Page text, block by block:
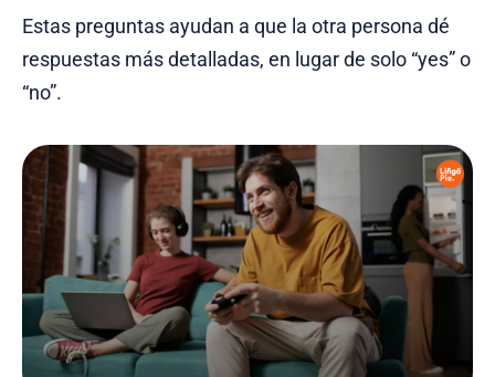
Estas preguntas ayudan a que la otra persona dé
respuestas más detalladas, en lugar de solo “yes” o
“no”.